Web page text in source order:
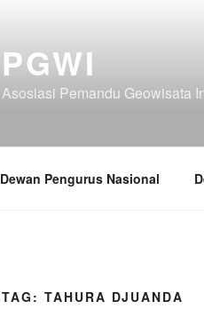
PGWI
Asosiasi Pemandu Geowisata
Dewan Pengurus Nasional
TAG: TAHURA DJUANDA